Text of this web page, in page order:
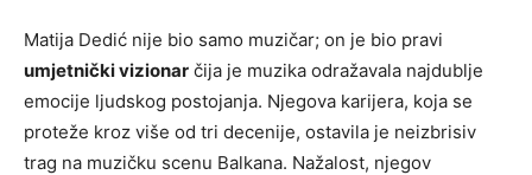
Matija Dedić nije bio samo muzičar; on je bio pravi
umjetnički vizionar čija je muzika odražavala najdublje
emocije ljudskog postojanja. Njegova karijera, koja se
proteže kroz više od tri decenije, ostavila je neizbrisiv
trag na muzičku scenu Balkana. Nažalost, njegov